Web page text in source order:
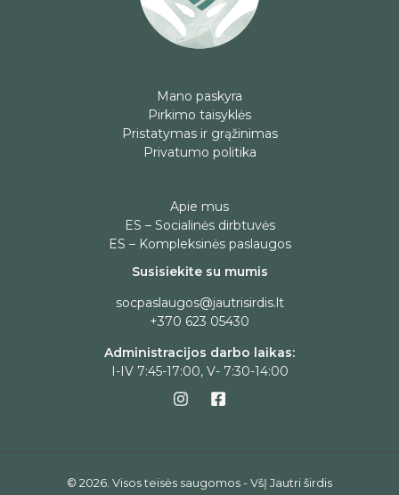
Mano paskyra
Pirkimo taisyklės
Pristatymas ir grąžinimas
Privatumo politika
Apie mus
ES – Socialinės dirbtuvės
ES – Kompleksinės paslaugos
Susisiekite su mumis
socpaslaugos@jautrisirdis.lt
+370 623 05430
Administracijos darbo laikas:
I-IV 7:45-17:00, V- 7:30-14:00
© 2026. Visos teisės saugomos - VšĮ Jautri širdis